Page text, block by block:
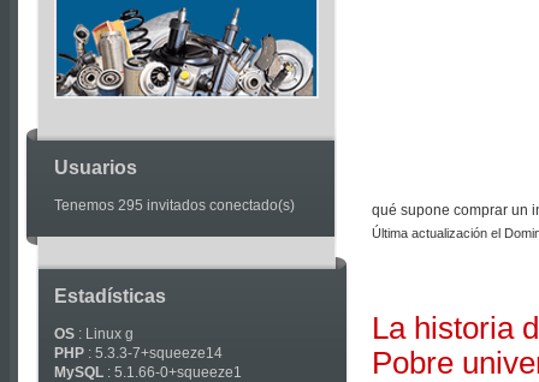
Usuarios
Tenemos 295 invitados conectado(s)
Estadísticas
OS : Linux g
PHP : 5.3.3-7+squeeze14
MySQL : 5.1.66-0+squeeze1
qué supone comprar un
Última actualización el
La historia
Pobre